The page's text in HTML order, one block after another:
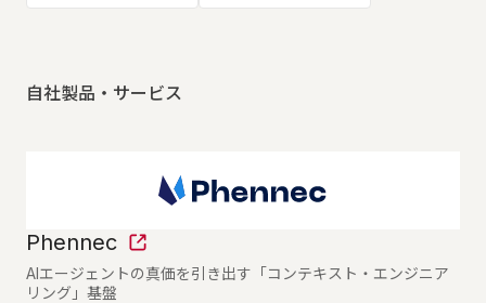
自社製品・サービス
Phennec
AIエージェントの真価を引き出す「コンテキスト・エンジニア
リング」基盤